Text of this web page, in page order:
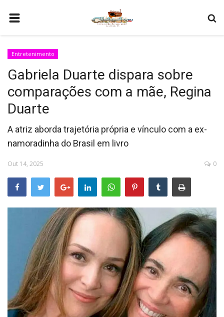
COMO SER PARCEIRO
PROGRAMAÇÃO
QUEM SOMOS
Entretenimento
Gabriela Duarte dispara sobre
comparações com a mãe, Regina
Duarte
A atriz aborda trajetória própria e vínculo com a ex-
namoradinha do Brasil em livro
Out 14, 2025 0